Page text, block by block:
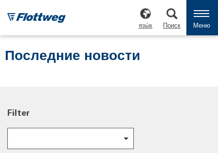
язы́к Поиск Меню
Последние новости
Filter